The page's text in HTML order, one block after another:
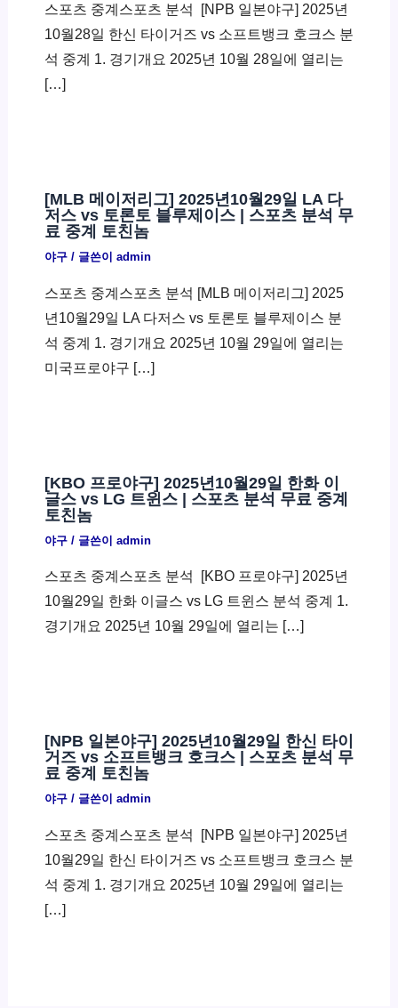
스포츠 중계스포츠 분석 ​ [NPB 일본야구] 2025년
10월28일 한신 타이거즈 vs 소프트뱅크 호크스 분
석 중계 1. 경기개요 2025년 10월 28일에 열리는
[…]
[MLB 메이저리그] 2025년10월29일 LA 다
저스 vs 토론토 블루제이스 | 스포츠 분석 무
료 중계 토친놈
야구/ 글쓴이 admin
스포츠 중계스포츠 분석 [MLB 메이저리그] 2025
년10월29일 LA 다저스 vs 토론토 블루제이스 분
석 중계 1. 경기개요 2025년 10월 29일에 열리는
미국프로야구 […]
[KBO 프로야구] 2025년10월29일 한화 이
글스 vs LG 트윈스 | 스포츠 분석 무료 중계
토친놈
야구/ 글쓴이 admin
스포츠 중계스포츠 분석 ​ [KBO 프로야구] 2025년
10월29일 한화 이글스 vs LG 트윈스 분석 중계 1.
경기개요 2025년 10월 29일에 열리는 […]
[NPB 일본야구] 2025년10월29일 한신 타이
거즈 vs 소프트뱅크 호크스 | 스포츠 분석 무
료 중계 토친놈
야구/ 글쓴이 admin
스포츠 중계스포츠 분석 ​ [NPB 일본야구] 2025년
10월29일 한신 타이거즈 vs 소프트뱅크 호크스 분
석 중계 1. 경기개요 2025년 10월 29일에 열리는
[…]